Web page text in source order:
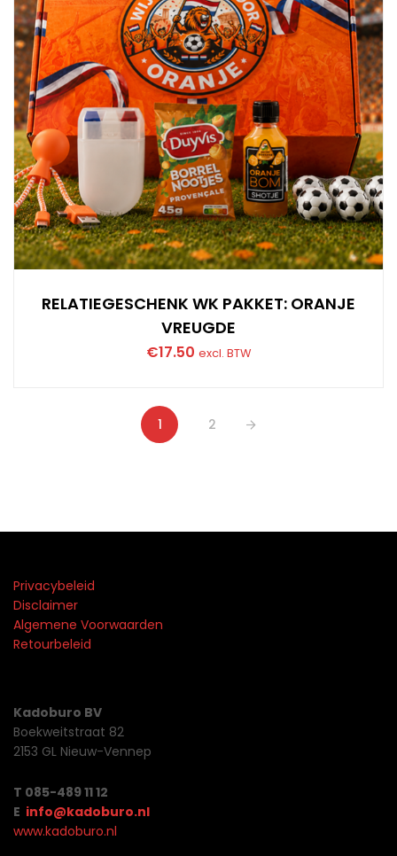
RELATIEGESCHENK WK PAKKET: ORANJE
VREUGDE
€17.50 excl. BTW
1 2
Privacybeleid
Disclaimer
Algemene Voorwaarden
Retourbeleid
Kadoburo BV
Boekweitstraat 82
2153 GL Nieuw-Vennep
T 085-489 11 12
E info@kadoburo.nl
www.kadoburo.nl